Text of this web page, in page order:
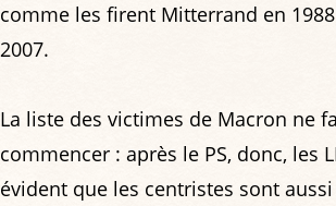
comme les firent Mitterrand en
2007.
La liste des victimes de Macron ne
commencer : après le PS, donc, les
évident que les centristes sont